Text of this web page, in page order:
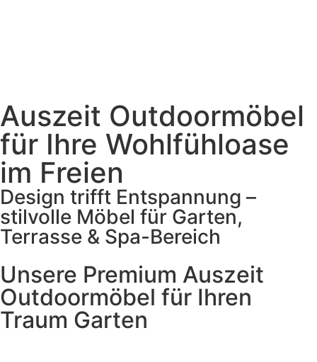
Auszeit Outdoormöbel
für Ihre Wohlfühloase
im Freien
Design trifft Entspannung –
stilvolle Möbel für Garten,
Terrasse & Spa-Bereich
Unsere Premium Auszeit
Outdoormöbel für Ihren
Traum Garten